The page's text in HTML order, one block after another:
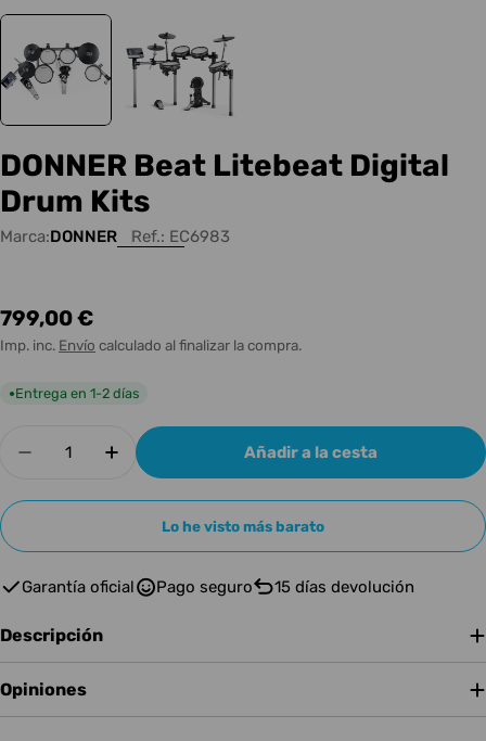
DONNER Beat Litebeat Digital
Drum Kits
Marca:DONNER Ref.: EC6983
Precio
habitual
799,00 €
Imp. inc. Envío calculado al finalizar la compra.
●Entrega en 1-2 días
Disminuir cantidad para DONNER Beat
Aumentar cantidad para DONNER
Añadir a la cesta
Lo he visto más barato
Garantía oficial Pago seguro 15 días devolución
Descripción
Opiniones